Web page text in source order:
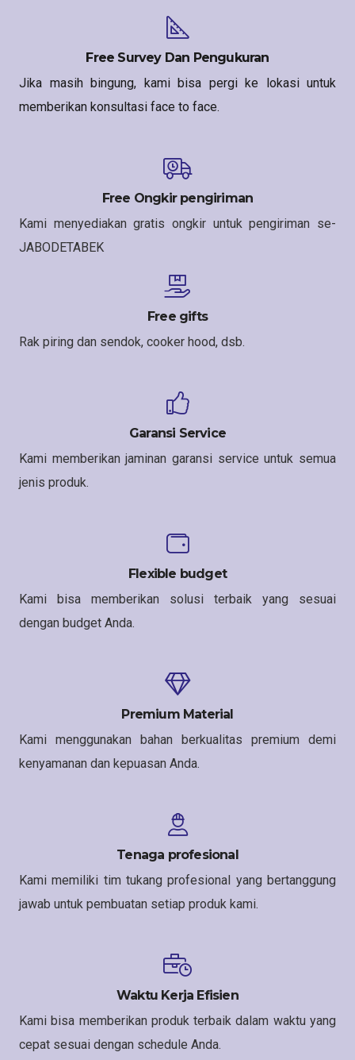
Free Survey Dan Pengukuran
Jika masih bingung, kami bisa pergi ke lokasi untuk
memberikan konsultasi face to face.
Free Ongkir pengiriman
Kami menyediakan gratis ongkir untuk pengiriman se-
JABODETABEK
Free gifts
Rak piring dan sendok, cooker hood, dsb.
Garansi Service
Kami memberikan jaminan garansi service untuk semua
jenis produk.
Flexible budget
Kami bisa memberikan solusi terbaik yang sesuai
dengan budget Anda.
Premium Material
Kami menggunakan bahan berkualitas premium demi
kenyamanan dan kepuasan Anda.
Tenaga profesional
Kami memiliki tim tukang profesional yang bertanggung
jawab untuk pembuatan setiap produk kami.
Waktu Kerja Efisien
Kami bisa memberikan produk terbaik dalam waktu yang
cepat sesuai dengan schedule Anda.